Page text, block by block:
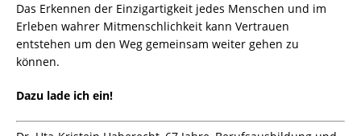
Das Erkennen der Einzigartigkeit jedes Menschen und im
Erleben wahrer Mitmenschlichkeit kann Vertrauen
entstehen um den Weg gemeinsam weiter gehen zu
können.
Dazu lade ich ein!